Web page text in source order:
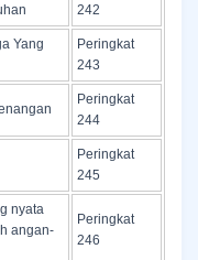
242
Yang
Peringkat
243
Peringkat
244
Peringkat
245
nyata
angan-
Peringkat
246